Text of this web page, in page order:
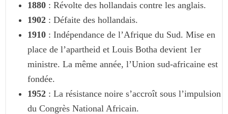
1880 : Révolte des hollandais contre les anglais.
1902 : Défaite des hollandais.
1910 : Indépendance de l’Afrique du Sud. Mise en
place de l’apartheid et Louis Botha devient 1er
ministre. La même année, l’Union sud-africaine est
fondée.
1952 : La résistance noire s’accroît sous l’impulsion
du Congrès National Africain.